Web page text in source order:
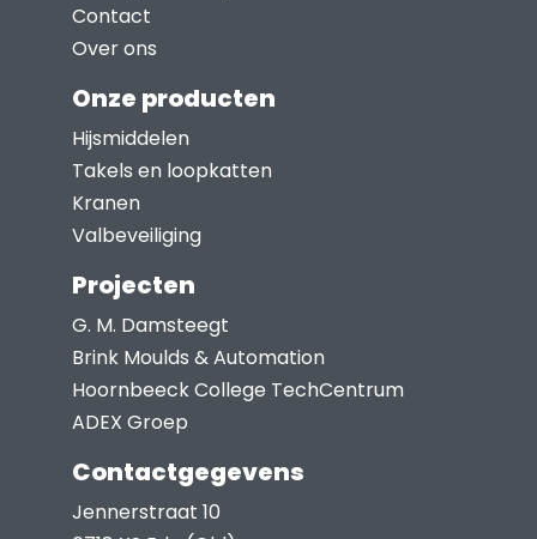
gekozen
productpagina
Contact
Over ons
Onze producten
Hijsmiddelen
Takels en loopkatten
Kranen
Valbeveiliging
Projecten
G. M. Damsteegt
Brink Moulds & Automation
Hoornbeeck College TechCentrum
ADEX Groep
Contactgegevens
Jennerstraat 10